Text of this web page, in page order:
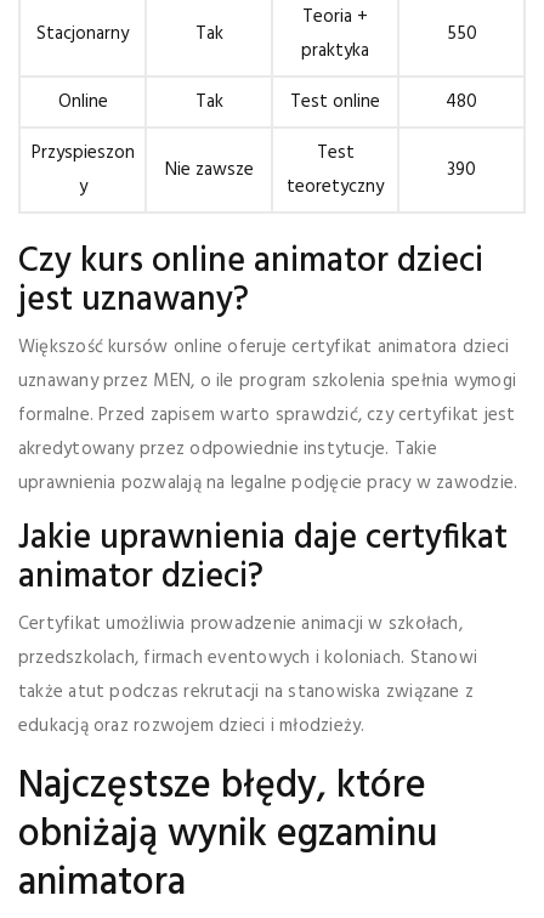
Stacjonarny Tak
Teoria +
praktyka
550
Online Tak Test online
480
Przyspieszon
y
Nie zawsze
Test
teoretyczny
390
Czy kurs online animator dzieci
jest uznawany?
Większość kursów online oferuje certyfikat animatora dzieci
uznawany przez MEN, o ile program szkolenia spełnia wymogi
formalne. Przed zapisem warto sprawdzić, czy certyfikat jest
akredytowany przez odpowiednie instytucje. Takie
uprawnienia pozwalają na legalne podjęcie pracy w zawodzie.
Jakie uprawnienia daje certyfikat
animator dzieci?
Certyfikat umożliwia prowadzenie animacji w szkołach,
przedszkolach, firmach eventowych i koloniach. Stanowi
także atut podczas rekrutacji na stanowiska związane z
edukacją oraz rozwojem dzieci i młodzieży.
Najczęstsze błędy, które
obniżają wynik egzaminu
animatora